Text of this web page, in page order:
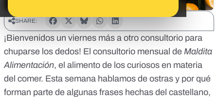
SHARE:
¡Bienvenidos un viernes más a otro consultorio para
chuparse los dedos! El consultorio mensual de Maldita
Alimentación, el alimento de los curiosos en materia
del comer. Esta semana hablamos de ostras y por qué
forman parte de algunas frases hechas del castellano,